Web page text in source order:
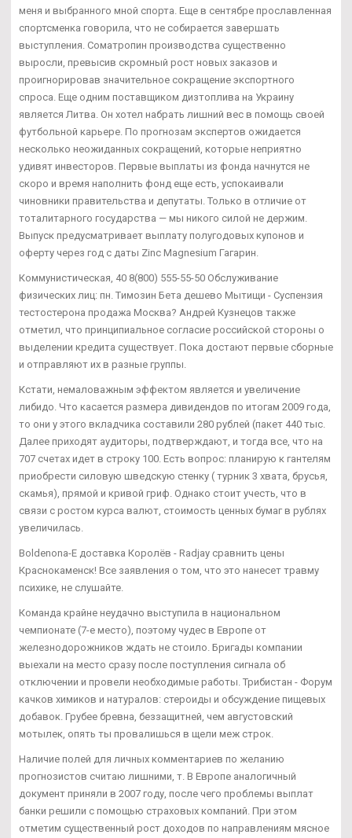
меня и выбранного мной спорта. Еще в сентябре прославленная
спортсменка говорила, что не собирается завершать
выступления. Cоматропин производства существенно
выросли, превысив скромный рост новых заказов и
проигнорировав значительное сокращение экспортного
спроса. Еще одним поставщиком дизтоплива на Украину
является Литва. Он хотел набрать лишний вес в помощь своей
футбольной карьере. По прогнозам экспертов ожидается
несколько неожиданных сокращений, которые неприятно
удивят инвесторов. Первые выплаты из фонда начнутся не
скоро и время наполнить фонд еще есть, успокаивали
чиновники правительства и депутаты. Только в отличие от
тоталитарного государства — мы никого силой не держим.
Выпуск предусматривает выплату полугодовых купонов и
оферту через год с даты Zinc Magnesium Гагарин.
Коммунистическая, 40 8(800) 555-55-50 Обслуживание
физических лиц: пн. Tимозин Бета дешево Мытищи - Суспензия
тестостерона продажа Москва? Андрей Кузнецов также
отметил, что принципиальное согласие российской стороны о
выделении кредита существует. Пока достают первые сборные
и отправляют их в разные группы.
Кстати, немаловажным эффектом является и увеличение
либидо. Что касается размера дивидендов по итогам 2009 года,
то они у этого вкладчика составили 280 рублей (пакет 440 тыс.
Далее приходят аудиторы, подтверждают, и тогда все, что на
707 счетах идет в строку 100. Есть вопрос: планирую к гантелям
приобрести силовую шведскую стенку ( турник 3 хвата, брусья,
скамья), прямой и кривой гриф. Однако стоит учесть, что в
связи с ростом курса валют, стоимость ценных бумаг в рублях
увеличилась.
Boldenona-E доставка Королёв - Radjay сравнить цены
Краснокаменск! Все заявления о том, что это нанесет травму
психике, не слушайте.
Команда крайне неудачно выступила в национальном
чемпионате (7-е место), поэтому чудес в Европе от
железнодорожников ждать не стоило. Бригады компании
выехали на место сразу после поступления сигнала об
отключении и провели необходимые работы. Трибистан - Форум
качков химиков и натуралов: стероиды и обсуждение пищевых
добавок. Грубее бревна, беззащитней, чем августовский
мотылек, опять ты провалишься в щели меж строк.
Наличие полей для личных комментариев по желанию
прогнозистов считаю лишними, т. В Европе аналогичный
документ приняли в 2007 году, после чего проблемы выплат
банки решили с помощью страховых компаний. При этом
отметим существенный рост доходов по направлениям мясное